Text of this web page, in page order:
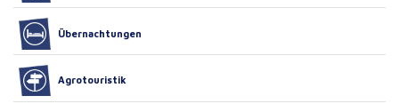
Übernachtungen
Agrotouristik